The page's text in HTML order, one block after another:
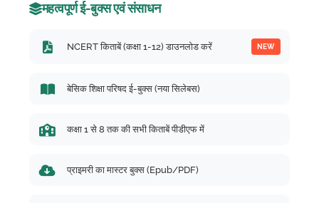
महत्वपूर्ण ई-बुक्स एवं संसाधन
NCERT किताबें (कक्षा 1-12) डाउनलोड करें NEW
बेसिक शिक्षा परिषद ई-बुक्स (नया सिलेबस)
कक्षा 1 से 8 तक की सभी किताबें पीडीएफ में
प्राइमरी का मास्टर बुक्स (Epub/PDF)